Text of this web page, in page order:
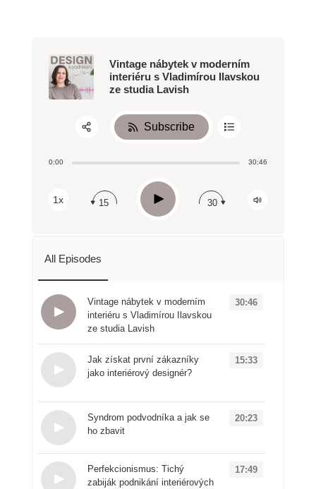
Vintage nábytek v moderním
interiéru s Vladimírou Ilavskou
ze studia Lavish
0:00 30:46
1x 15 Play 30
Subscribe
All Episodes
Vintage nábytek v moderním
interiéru s Vladimírou Ilavskou
ze studia Lavish
30:46
Jak získat první zákazníky
jako interiérový designér?
15:33
Syndrom podvodníka a jak se
ho zbavit
Loading...
20:23
Perfekcionismus: Tichý
zabiják podnikání interiérových
17:49
Share:
RSS
Apple Podcast
Spotify